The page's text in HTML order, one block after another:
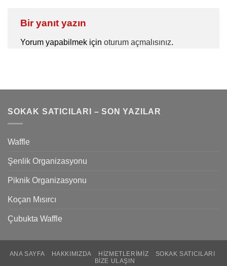
Bir yanıt yazın
Yorum yapabilmek için oturum açmalısınız.
SOKAK SATICILARI – SON YAZILAR
Waffle
Şenlik Organizasyonu
Piknik Organizasyonu
Koçan Mısırcı
Çubukta Waffle
ANA SAYFA HAKKIMIZDA HIZMETLERIMIZ
SOKAK SATICILARI
BIZE ULAŞIN